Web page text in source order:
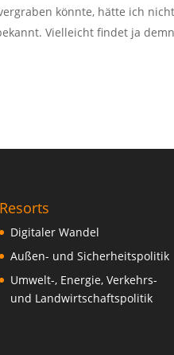
könnte, hätte ich
Vielleicht findet ja
Resorts
Digitaler Wandel
Außen- und Sicherheitspolitik
Umwelt-, Energie, Verkehrs-
und Landwirtschaftspolitik